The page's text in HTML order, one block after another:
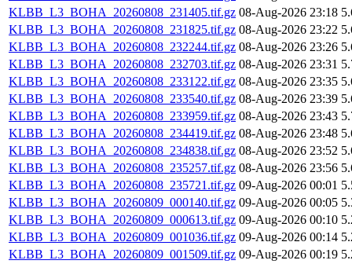
KLBB_L3_BOHA_20260808_231405.tif.gz 08-Aug-2026 23:18
KLBB_L3_BOHA_20260808_231825.tif.gz 08-Aug-2026 23:22
KLBB_L3_BOHA_20260808_232244.tif.gz 08-Aug-2026 23:26
KLBB_L3_BOHA_20260808_232703.tif.gz 08-Aug-2026 23:31
KLBB_L3_BOHA_20260808_233122.tif.gz 08-Aug-2026 23:35
KLBB_L3_BOHA_20260808_233540.tif.gz 08-Aug-2026 23:39
KLBB_L3_BOHA_20260808_233959.tif.gz 08-Aug-2026 23:43
KLBB_L3_BOHA_20260808_234419.tif.gz 08-Aug-2026 23:48
KLBB_L3_BOHA_20260808_234838.tif.gz 08-Aug-2026 23:52
KLBB_L3_BOHA_20260808_235257.tif.gz 08-Aug-2026 23:56
KLBB_L3_BOHA_20260808_235721.tif.gz 09-Aug-2026 00:01
KLBB_L3_BOHA_20260809_000140.tif.gz 09-Aug-2026 00:05
KLBB_L3_BOHA_20260809_000613.tif.gz 09-Aug-2026 00:10
KLBB_L3_BOHA_20260809_001036.tif.gz 09-Aug-2026 00:14
KLBB_L3_BOHA_20260809_001509.tif.gz 09-Aug-2026 00:19